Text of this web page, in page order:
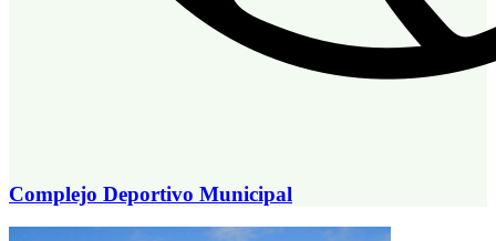
Complejo Deportivo Municipal